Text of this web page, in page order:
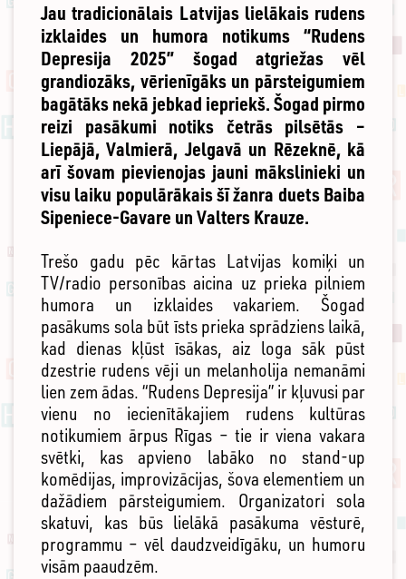
Jau tradicionālais Latvijas lielākais rudens
izklaides un humora notikums “Rudens
Depresija 2025” šogad atgriežas vēl
grandiozāks, vērienīgāks un pārsteigumiem
bagātāks nekā jebkad iepriekš. Šogad pirmo
reizi pasākumi notiks četrās pilsētās –
Liepājā, Valmierā, Jelgavā un Rēzeknē, kā
arī šovam pievienojas jauni mākslinieki un
visu laiku populārākais šī žanra duets Baiba
Sipeniece-Gavare un Valters Krauze.
Trešo gadu pēc kārtas Latvijas komiķi un
TV/radio personības aicina uz prieka pilniem
humora un izklaides vakariem. Šogad
pasākums sola būt īsts prieka sprādziens laikā,
kad dienas kļūst īsākas, aiz loga sāk pūst
dzestrie rudens vēji un melanholija nemanāmi
lien zem ādas. “Rudens Depresija” ir kļuvusi par
vienu no iecienītākajiem rudens kultūras
notikumiem ārpus Rīgas – tie ir viena vakara
svētki, kas apvieno labāko no stand-up
komēdijas, improvizācijas, šova elementiem un
dažādiem pārsteigumiem. Organizatori sola
skatuvi, kas būs lielākā pasākuma vēsturē,
programmu – vēl daudzveidīgāku, un humoru
visām paaudzēm.